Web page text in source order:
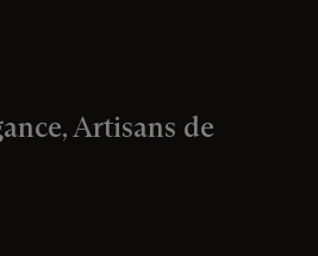
Artisans de